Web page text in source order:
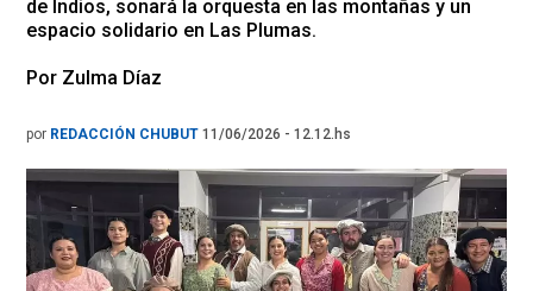
de Indios, sonará la orquesta en las montañas y un
espacio solidario en Las Plumas.
Por Zulma Díaz
por REDACCIÓN CHUBUT 11/06/2026 - 12.12.hs